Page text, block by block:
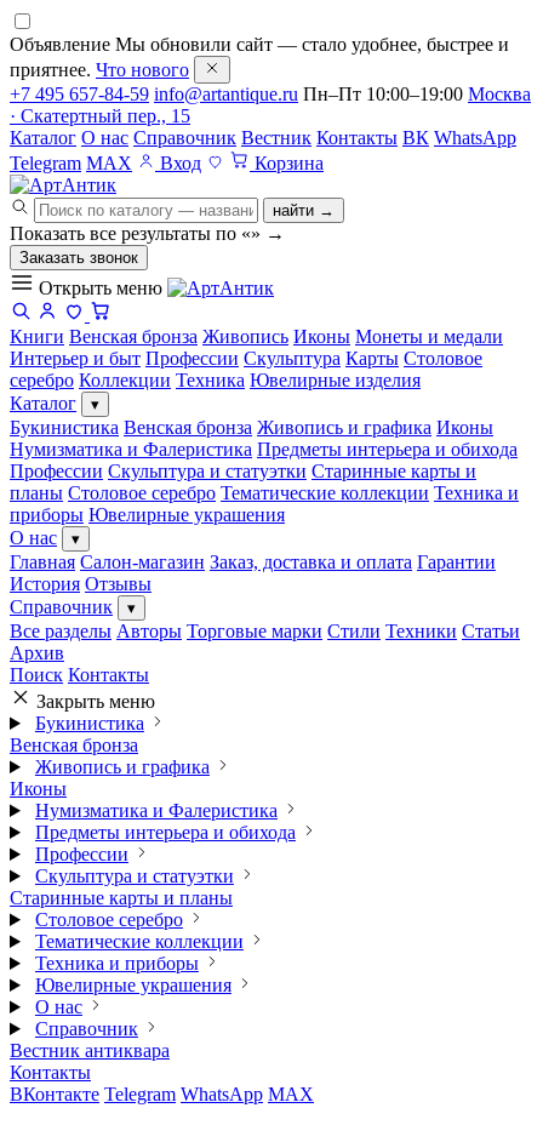
Объявление Мы обновили сайт — стало удобнее, быстрее и
приятнее. Что нового
+7 495 657-84-59 info@artantique.ru Пн–Пт 10:00–19:00 Москва
· Скатертный пер., 15
Каталог О нас Справочник Вестник Контакты ВК WhatsApp
Telegram MAX Вход Корзина
найти →
Показать все результаты по «» →
Заказать звонок
Открыть меню
Книги Венская бронза Живопись Иконы Монеты и медали
Интерьер и быт Профессии Скульптура Карты Столовое
серебро Коллекции Техника Ювелирные изделия
Каталог
▾
Букинистика Венская бронза Живопись и графика Иконы
Нумизматика и Фалеристика Предметы интерьера и обихода
Профессии Скульптура и статуэтки Старинные карты и
планы Столовое серебро Тематические коллекции Техника и
приборы Ювелирные украшения
О нас
▾
Главная Салон-магазин Заказ, доставка и оплата Гарантии
История Отзывы
Справочник
▾
Все разделы Авторы Торговые марки Стили Техники Статьи
Архив
Поиск Контакты
Закрыть меню
Букинистика
Венская бронза
Живопись и графика
Иконы
Нумизматика и Фалеристика
Предметы интерьера и обихода
Профессии
Скульптура и статуэтки
Старинные карты и планы
Столовое серебро
Тематические коллекции
Техника и приборы
Ювелирные украшения
О нас
Справочник
Вестник антиквара
Контакты
ВКонтакте Telegram WhatsApp MAX